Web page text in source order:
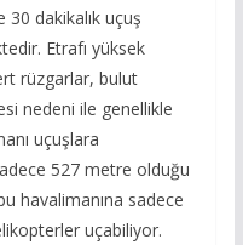
30 dakikalık uçuş
Etrafı yüksek
rüzgarlar, bulut
nedeni ile genellikle
uçuşlara
527 metre olduğu
havalimanına sadece
uçabiliyor.